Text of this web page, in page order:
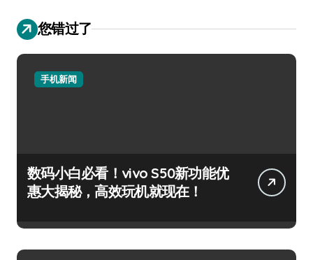
您错过了
手机新闻
数码小白必看！vivo S50新功能优
惠大揭秘，高效玩机就现在！